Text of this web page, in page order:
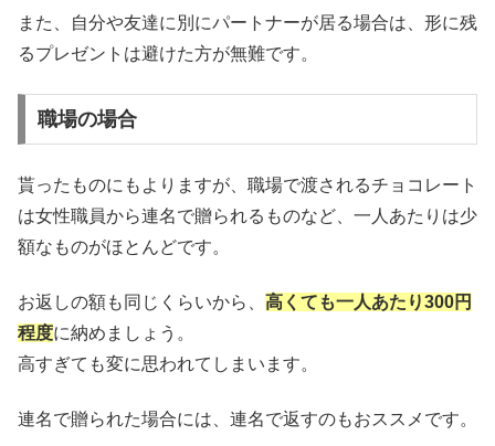
また、自分や友達に別にパートナーが居る場合は、形に残
るプレゼントは避けた方が無難です。
職場の場合
貰ったものにもよりますが、職場で渡されるチョコレート
は女性職員から連名で贈られるものなど、一人あたりは少
額なものがほとんどです。
お返しの額も同じくらいから、 高くても一人あたり300円
程度に納めましょう。
高すぎても変に思われてしまいます。
連名で贈られた場合には、連名で返すのもおススメです。